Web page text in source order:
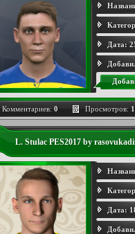
Дата:
Комментариев: 0 Просмотров:
L. Stulac PES2017 by
Дата: